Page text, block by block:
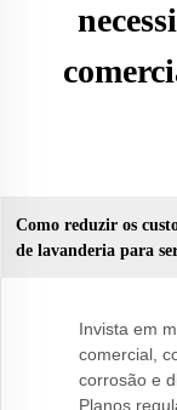
Como reduzir os
de lavanderia para
Invista em
comercial,
corrosão e
Planos